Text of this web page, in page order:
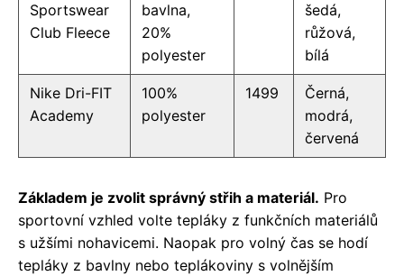
Sportswear
Club Fleece
bavlna,
20%
polyester
šedá,
růžová,
bílá
Nike Dri-FIT
Academy
100%
polyester
1499
Černá,
modrá,
červená
Základem je zvolit správný střih a materiál. Pro
sportovní vzhled volte tepláky z funkčních materiálů
s užšími nohavicemi. Naopak pro volný čas se hodí
tepláky z bavlny nebo teplákoviny s volnějším